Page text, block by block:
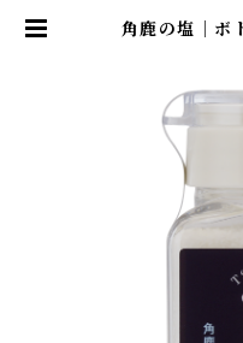
角鹿の塩｜